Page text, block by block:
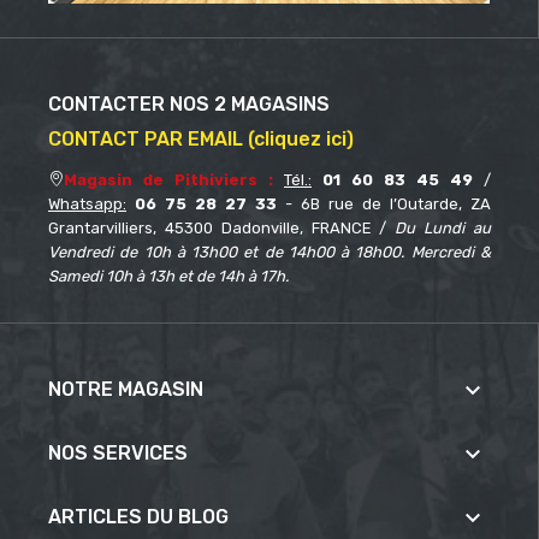
CONTACTER NOS 2 MAGASINS
CONTACT PAR EMAIL (cliquez ici)
Magasin de Pithiviers : Tél.: 01 60 83 45 49 /
Whatsapp: 06 75 28 27 33 - 6B rue de l’Outarde, ZA
Grantarvilliers, 45300 Dadonville, FRANCE / Du Lundi au
Vendredi de 10h à 13h00 et de 14h00 à 18h00. Mercredi &
Samedi 10h à 13h et de 14h à 17h.
NOTRE MAGASIN 
NOS SERVICES 
ARTICLES DU BLOG 